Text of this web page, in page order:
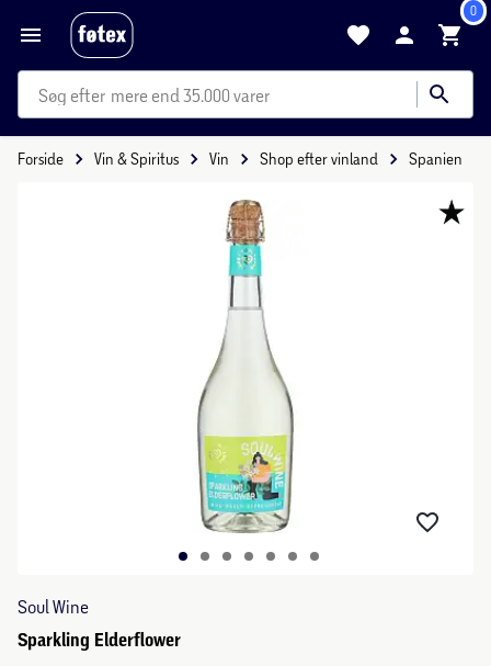
0
mere end 35.000 varer
Forside Vin & Spiritus Vin Shop efter vinland Spanien
Soul Wine
Sparkling Elderflower